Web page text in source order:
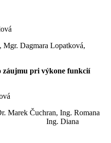
Dagmara Lopatková,
záujmu pri výkone funkcií
Marek Čuchran, Ing. Romana
Diana